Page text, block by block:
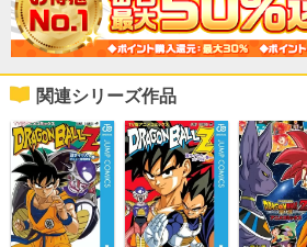
関連シリーズ作品